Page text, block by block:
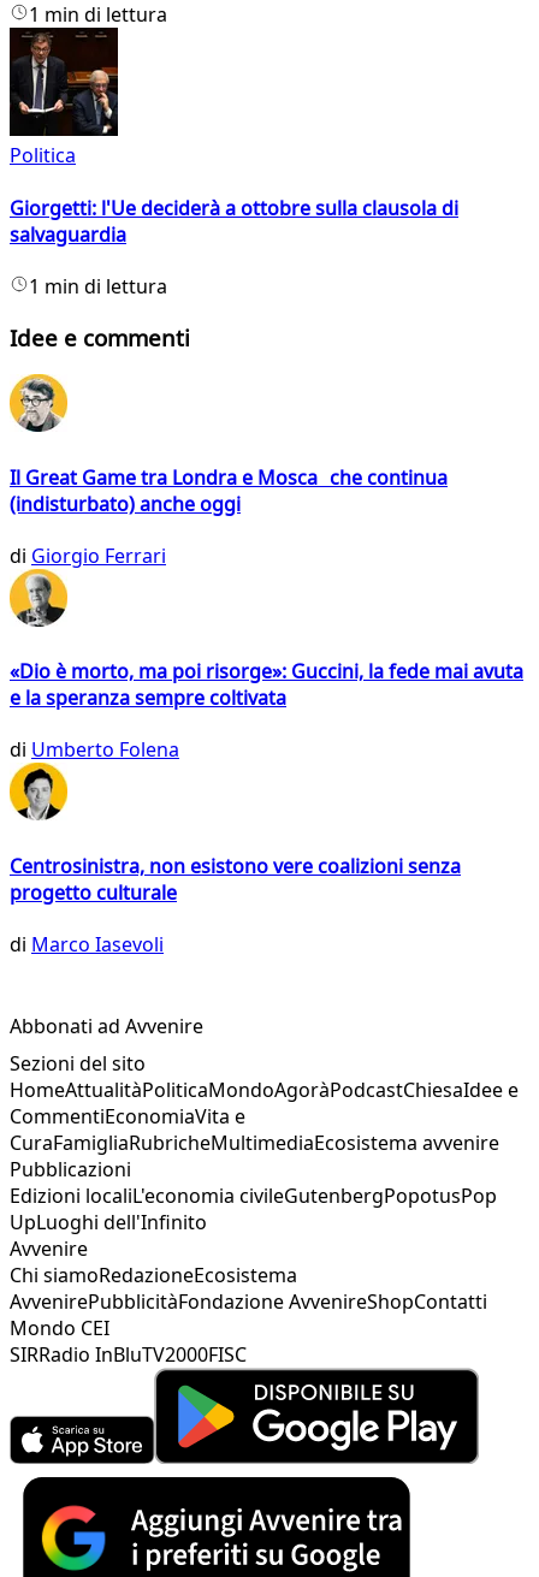
1 min di lettura
Politica
Giorgetti: l'Ue deciderà a ottobre sulla clausola di
salvaguardia
1 min di lettura
Idee e commenti
Il Great Game tra Londra e Mosca che continua
(indisturbato) anche oggi
di Giorgio Ferrari
«Dio è morto, ma poi risorge»: Guccini, la fede mai avuta
e la speranza sempre coltivata
di Umberto Folena
Centrosinistra, non esistono vere coalizioni senza
progetto culturale
di Marco Iasevoli
Abbonati ad Avvenire
Sezioni del sito
HomeAttualitàPoliticaMondoAgoràPodcastChiesaIdee e
CommentiEconomiaVita e
CuraFamigliaRubricheMultimediaEcosistema avvenire
Pubblicazioni
Edizioni localiL'economia civileGutenbergPopotusPop
UpLuoghi dell'Infinito
Avvenire
Chi siamoRedazioneEcosistema
AvvenirePubblicitàFondazione AvvenireShopContatti
Mondo CEI
SIRRadio InBluTV2000FISC